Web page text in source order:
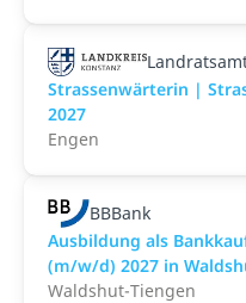
Strassenwärterin |
2027
Engen
BBBank
Ausbildung als
(m/w/d) 2027 in
Waldshut-Tiengen